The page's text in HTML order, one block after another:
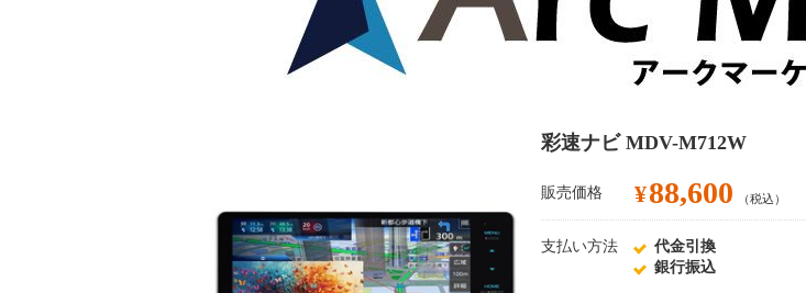
彩速ナビ MDV-M712W
販売価格 ¥88,600 （税込）
支払い方法
代金引換
銀行振込